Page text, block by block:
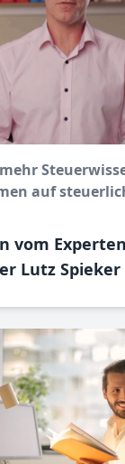
auf
vom
Lutz